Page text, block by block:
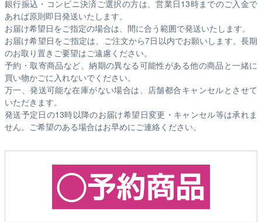
銀行振込・コンビニ決済ご選択の方は、営業日13時までのご入金で
あれば原則即日発送いたします。
お届け希望日をご指定の場合は、間に合う範囲で発送いたします。
お届け希望日をご指定は、ご注文から7日以内でお願いします。長期
のお取り置きご要望はご遠慮ください。
予約・取寄商品など、納期の異なる可能性がある他の商品と一緒に
買い物かごに入れないでください。
万一、発送可能な在庫がない場合は、店舗都合キャンセルとさせて
いただきます。
発送予定日の13時以降のお届け希望日変更・キャンセル等は承れま
せん。ご希望のある場合はお早めにご連絡ください。